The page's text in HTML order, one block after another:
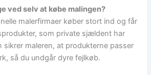
ved selv at købe malingen?
malerfirmaer køber stort ind og får
som private sjældent har
sikrer maleren, at produkterne passer
så du undgår dyre fejlkøb.